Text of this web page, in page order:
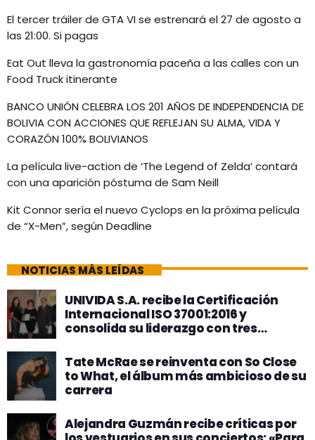
El tercer tráiler de GTA VI se estrenará el 27 de agosto a
las 21:00. Si pagas
Eat Out lleva la gastronomía paceña a las calles con un
Food Truck itinerante
BANCO UNIÓN CELEBRA LOS 201 AÑOS DE INDEPENDENCIA DE
BOLIVIA CON ACCIONES QUE REFLEJAN SU ALMA, VIDA Y
CORAZÓN 100% BOLIVIANOS
La película live-action de ‘The Legend of Zelda’ contará
con una aparición póstuma de Sam Neill
Kit Connor sería el nuevo Cyclops en la próxima película
de “X-Men”, según Deadline
NOTICIAS MÁS LEÍDAS
UNIVIDA S.A. recibe la Certificación
Internacional ISO 37001:2016 y
consolida su liderazgo con tres
Tate McRae se reinventa con So Close
to What, el álbum más ambicioso de su
carrera
Alejandra Guzmán recibe críticas por